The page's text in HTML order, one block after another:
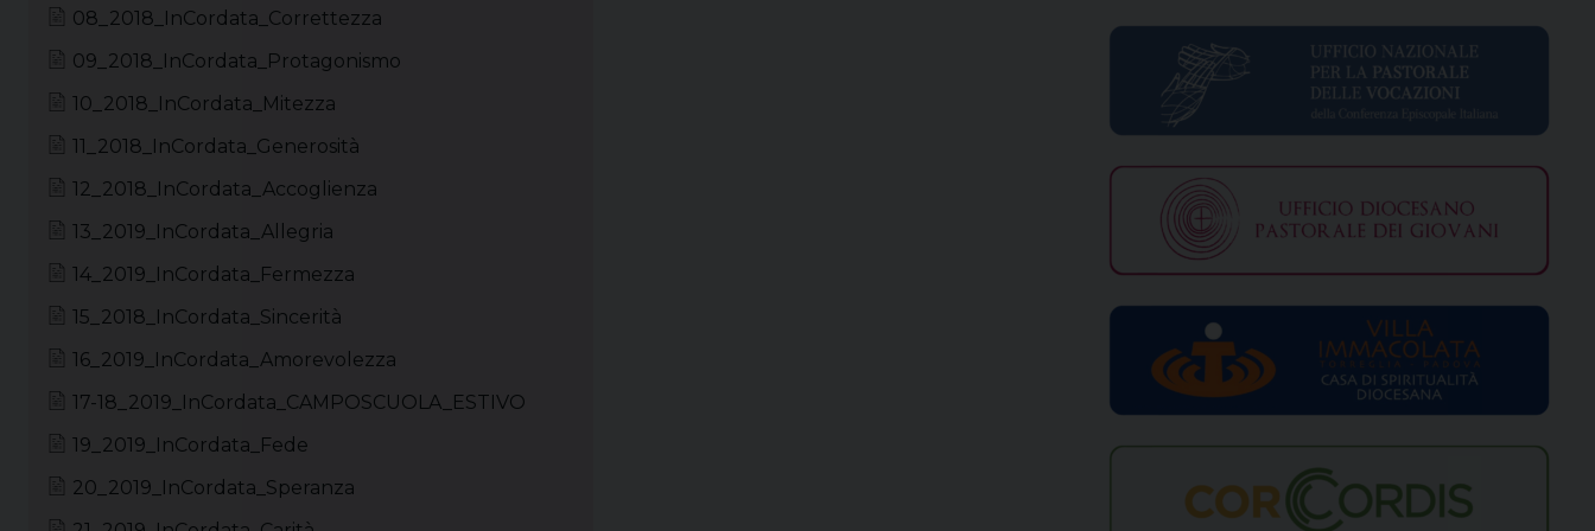
08_2018_InCordata_Correttezza
09_2018_InCordata_Protagonismo
10_2018_InCordata_Mitezza
11_2018_InCordata_Generosità
12_2018_InCordata_Accoglienza
13_2019_InCordata_Allegria
14_2019_InCordata_Fermezza
15_2018_InCordata_Sincerità
16_2019_InCordata_Amorevolezza
17-18_2019_InCordata_CAMPOSCUOLA_ESTIVO
19_2019_InCordata_Fede
20_2019_InCordata_Speranza